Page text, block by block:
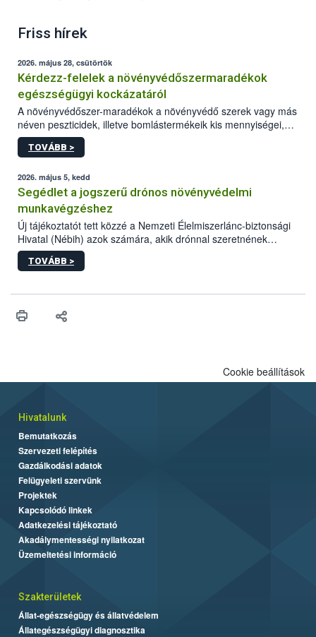
Friss hírek
2026. május 28, csütörtök
Kérdezz-felelek a növényvédőszermaradékok
egészségügyi kockázatáról
A növényvédőszer-maradékok a növényvédő szerek vagy más
néven peszticidek, illetve bomlástermékeik kis mennyiségei,
melyek a terményekben vagy azok felületén a betakarítást,
szüretelést, illetve tárolást követően is megmaradhatnak. Az
mennyiségének esetenként a kezelt terményeken is jelen kell
lennie. Nem minden élelmiszer tartalmaz szermaradékot.
Azokban az élelmiszerekben is, melyekben kimutathatóak,
általában csak nagyon kis mennyiségben vannak jelen, így nem
jelenthetnek kockázatot a fogyasztó egészségére nézve.
TOVÁBB >
2026. május 5, kedd
Segédlet a jogszerű drónos növényvédelmi
munkavégzéshez
Új tájékoztatót tett közzé a Nemzeti Élelmiszerlánc-biztonsági
Hivatal (Nébih) azok számára, akik drónnal szeretnének
növényvédelmi vagy tápanyag-gazdálkodási tevékenységet
végezni Magyarországon. Az összefoglaló részletesen
műszaki és hatósági feltételek.
TOVÁBB >
Cookie beállítások
Hivatalunk
Bemutatkozás
Szervezeti felépítés
Gazdálkodási adatok
Felügyeleti szervünk
Projektek
Kapcsolódó linkek
Adatkezelési tájékoztató
Akadálymentességi nyilatkozat
Üzemeltetési információ
Szakterületek
Állat-egészségügy és állatvédelem
Állategészségügyi diagnosztika